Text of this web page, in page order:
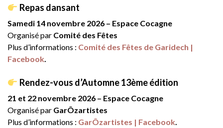
Repas dansant
Samedi 14 novembre 2026 – Espace Cocagne
Organisé par Comité des Fêtes
Plus d’informations : Comité des Fêtes de Garidech |
Facebook.
Rendez-vous d’Automne 13ème édition
21 et 22 novembre 2026 – Espace Cocagne
Organisé par GarÔzartistes
Plus d’informations : GarÔzartistes | Facebook.